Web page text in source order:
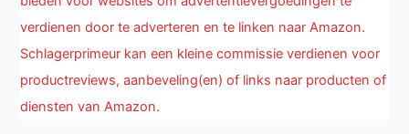
verdienen door te adverteren en te linken naar Amazon.
Schlagerprimeur kan een kleine commissie verdienen voor
productreviews, aanbeveling(en) of links naar producten of
diensten van Amazon.